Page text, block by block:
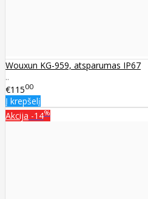
Wouxun KG-959, atsparumas IP67
..
€11500
Į krepšelį
Akcija -14%